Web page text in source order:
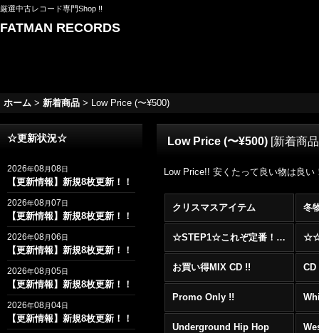
厳選中古レコード専門Shop !!
FATMAN RECORDS
ホーム > 新着商品 > Low Price (〜¥500)
☆更新状況☆
2026年08月08日
【更新情報】新規8枚更新！！
2026年08月07日
【更新情報】新規8枚更新！！
2026年08月06日
【更新情報】新規8枚更新！！
2026年08月05日
【更新情報】新規8枚更新！！
2026年08月04日
【更新情報】新規8枚更新！！
Low Price (〜¥500) [新着商品
Low Price!! 安くたって良い物は良い
クリスマスアイテム 冬
☆STEP1☆これぞ定番！！まずはここから！2000年代R&BフロアヒットBest 100 !!!
お買い得MIX CD !!
Promo Only !!
Underground Hip Hop